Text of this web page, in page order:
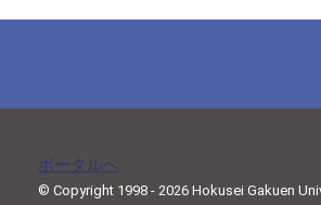
ポータルへ
© Copyright 1998 - 2026 Hokusei Gakuen